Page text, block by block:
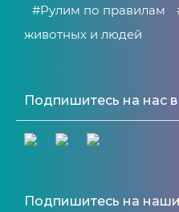
#Рулим по правилам
животных и людей
Подпишитесь на нас в
Подпишитесь на